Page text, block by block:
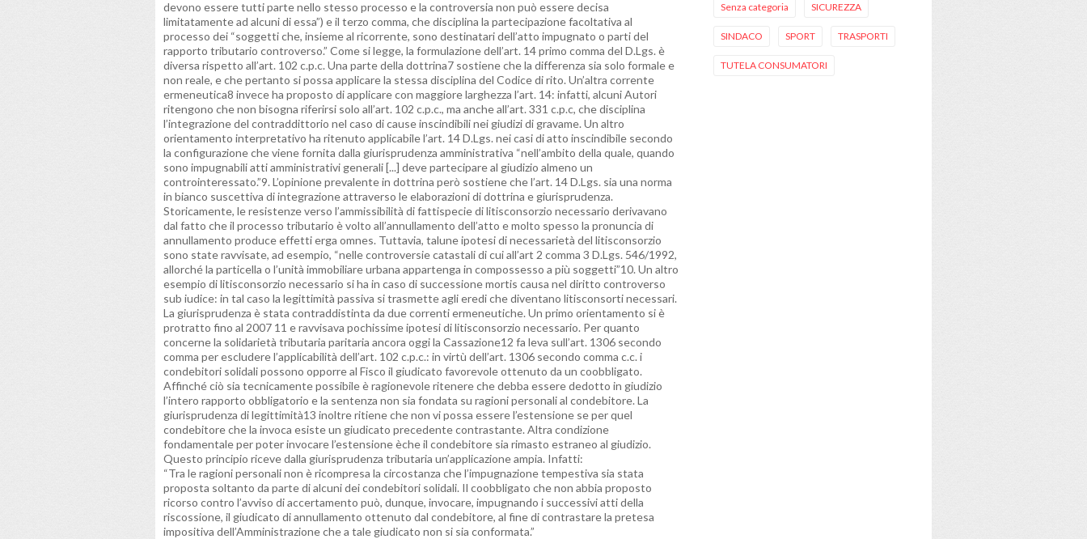
devono essere tutti parte nello stesso processo e la controversia non può essere decisa
limitatamente ad alcuni di essa”) e il terzo comma, che disciplina la partecipazione facoltativa al
processo dei “soggetti che, insieme al ricorrente, sono destinatari dell’atto impugnato o parti del
rapporto tributario controverso.” Come si legge, la formulazione dell’art. 14 primo comma del D.Lgs. è
diversa rispetto all’art. 102 c.p.c. Una parte della dottrina7 sostiene che la differenza sia solo formale e
non reale, e che pertanto si possa applicare la stessa disciplina del Codice di rito. Un’altra corrente
ermeneutica8 invece ha proposto di applicare con maggiore larghezza l’art. 14: infatti, alcuni Autori
ritengono che non bisogna riferirsi solo all’art. 102 c.p.c., ma anche all’art. 331 c.p.c, che disciplina
l’integrazione del contraddittorio nel caso di cause inscindibili nei giudizi di gravame. Un altro
orientamento interpretativo ha ritenuto applicabile l’art. 14 D.Lgs. nei casi di atto inscindibile secondo
la configurazione che viene fornita dalla giurisprudenza amministrativa “nell’ambito della quale, quando
sono impugnabili atti amministrativi generali [...] deve partecipare al giudizio almeno un
controinteressato.”9. L’opinione prevalente in dottrina però sostiene che l’art. 14 D.Lgs. sia una norma
in bianco suscettiva di integrazione attraverso le elaborazioni di dottrina e giurisprudenza.
Storicamente, le resistenze verso l’ammissibilità di fattispecie di litisconsorzio necessario derivavano
dal fatto che il processo tributario è volto all’annullamento dell’atto e molto spesso la pronuncia di
annullamento produce effetti erga omnes. Tuttavia, talune ipotesi di necessarietà del litisconsorzio
sono state ravvisate, ad esempio, “nelle controversie catastali di cui all’art 2 comma 3 D.Lgs. 546/1992,
allorché la particella o l’unità immobiliare urbana appartenga in compossesso a più soggetti”10. Un altro
esempio di litisconsorzio necessario si ha in caso di successione mortis causa nel diritto controverso
sub iudice: in tal caso la legittimità passiva si trasmette agli eredi che diventano litisconsorti necessari.
La giurisprudenza è stata contraddistinta da due correnti ermeneutiche. Un primo orientamento si è
protratto fino al 2007 11 e ravvisava pochissime ipotesi di litisconsorzio necessario. Per quanto
concerne la solidarietà tributaria paritaria ancora oggi la Cassazione12 fa leva sull’art. 1306 secondo
comma per escludere l’applicabilità dell’art. 102 c.p.c.: in virtù dell’art. 1306 secondo comma c.c. i
condebitori solidali possono opporre al Fisco il giudicato favorevole ottenuto da un coobbligato.
Affinché ciò sia tecnicamente possibile è ragionevole ritenere che debba essere dedotto in giudizio
l’intero rapporto obbligatorio e la sentenza non sia fondata su ragioni personali al condebitore. La
giurisprudenza di legittimità13 inoltre ritiene che non vi possa essere l’estensione se per quel
condebitore che la invoca esiste un giudicato precedente contrastante. Altra condizione
fondamentale per poter invocare l’estensione èche il condebitore sia rimasto estraneo al giudizio.
Questo principio riceve dalla giurisprudenza tributaria un’applicazione ampia. Infatti:
“Tra le ragioni personali non è ricompresa la circostanza che l’impugnazione tempestiva sia stata
proposta soltanto da parte di alcuni dei condebitori solidali. Il coobbligato che non abbia proposto
ricorso contro l’avviso di accertamento può, dunque, invocare, impugnando i successivi atti della
riscossione, il giudicato di annullamento ottenuto dal condebitore, al fine di contrastare la pretesa
impositiva dell’Amministrazione che a tale giudicato non si sia conformata.”
Senza categoria SICUREZZA
SINDACO SPORT TRASPORTI
TUTELA CONSUMATORI